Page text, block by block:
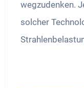
wegzudenken.
solcher